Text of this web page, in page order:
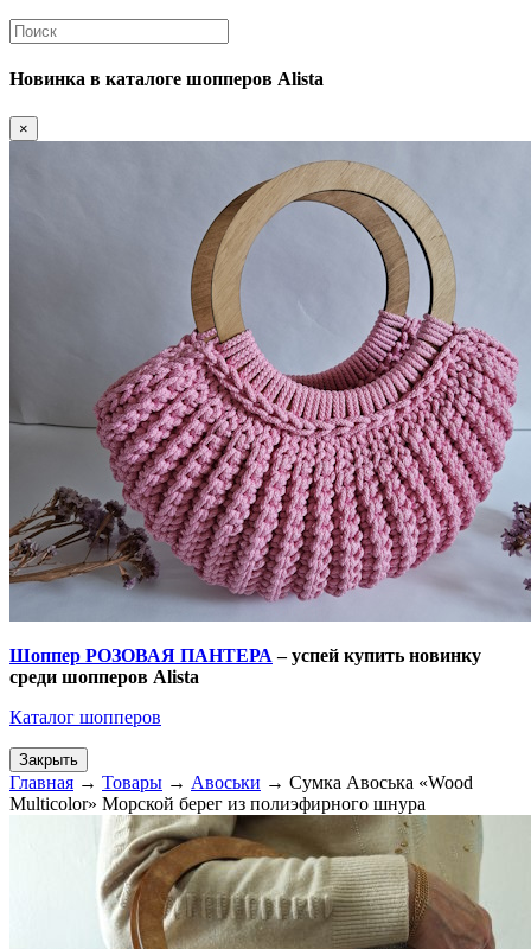
Новинка в каталоге шопперов Alista
×
Шоппер РОЗОВАЯ ПАНТЕРА – успей купить новинку
среди шопперов Alista
Каталог шопперов
Закрыть
Главная → Товары → Авоськи → Сумка Авоська «Wood
Multicolor» Морской берег из полиэфирного шнура